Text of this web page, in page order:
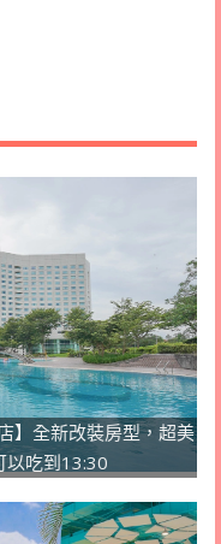
】全新改裝房型，超美
以吃到13:30